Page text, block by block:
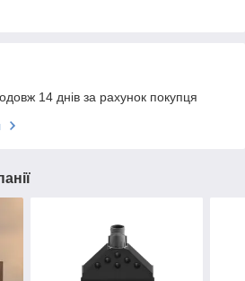
14 днів за рахунок покупця